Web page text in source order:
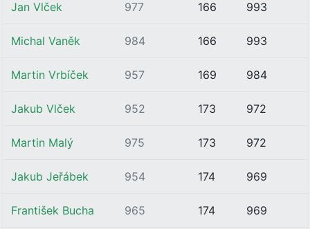
Jan Vlček 977 166 993
Michal Vaněk 984 166 993
Martin Vrbíček 957 169 984
Jakub Vlček 952 173 972
Martin Malý 975 173 972
Jakub Jeřábek 954 174 969
František Bucha 965 174 969